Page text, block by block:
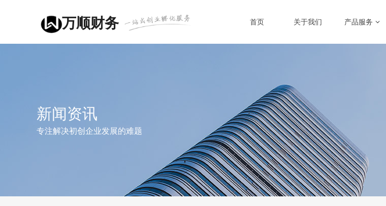
首页 关于我们 产品服务
万顺财务
新闻资讯
专注解决初创企业发展的难题